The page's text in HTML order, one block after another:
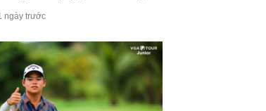
2026
ngày trước